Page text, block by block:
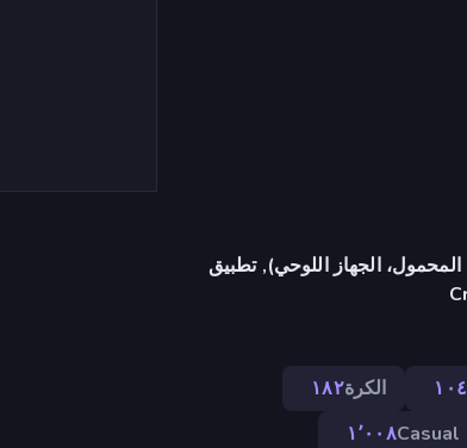
الجهاز اللوحي), تطبيق
١٠٤ الكرة١٨٢
Casual١٬٠٠٨